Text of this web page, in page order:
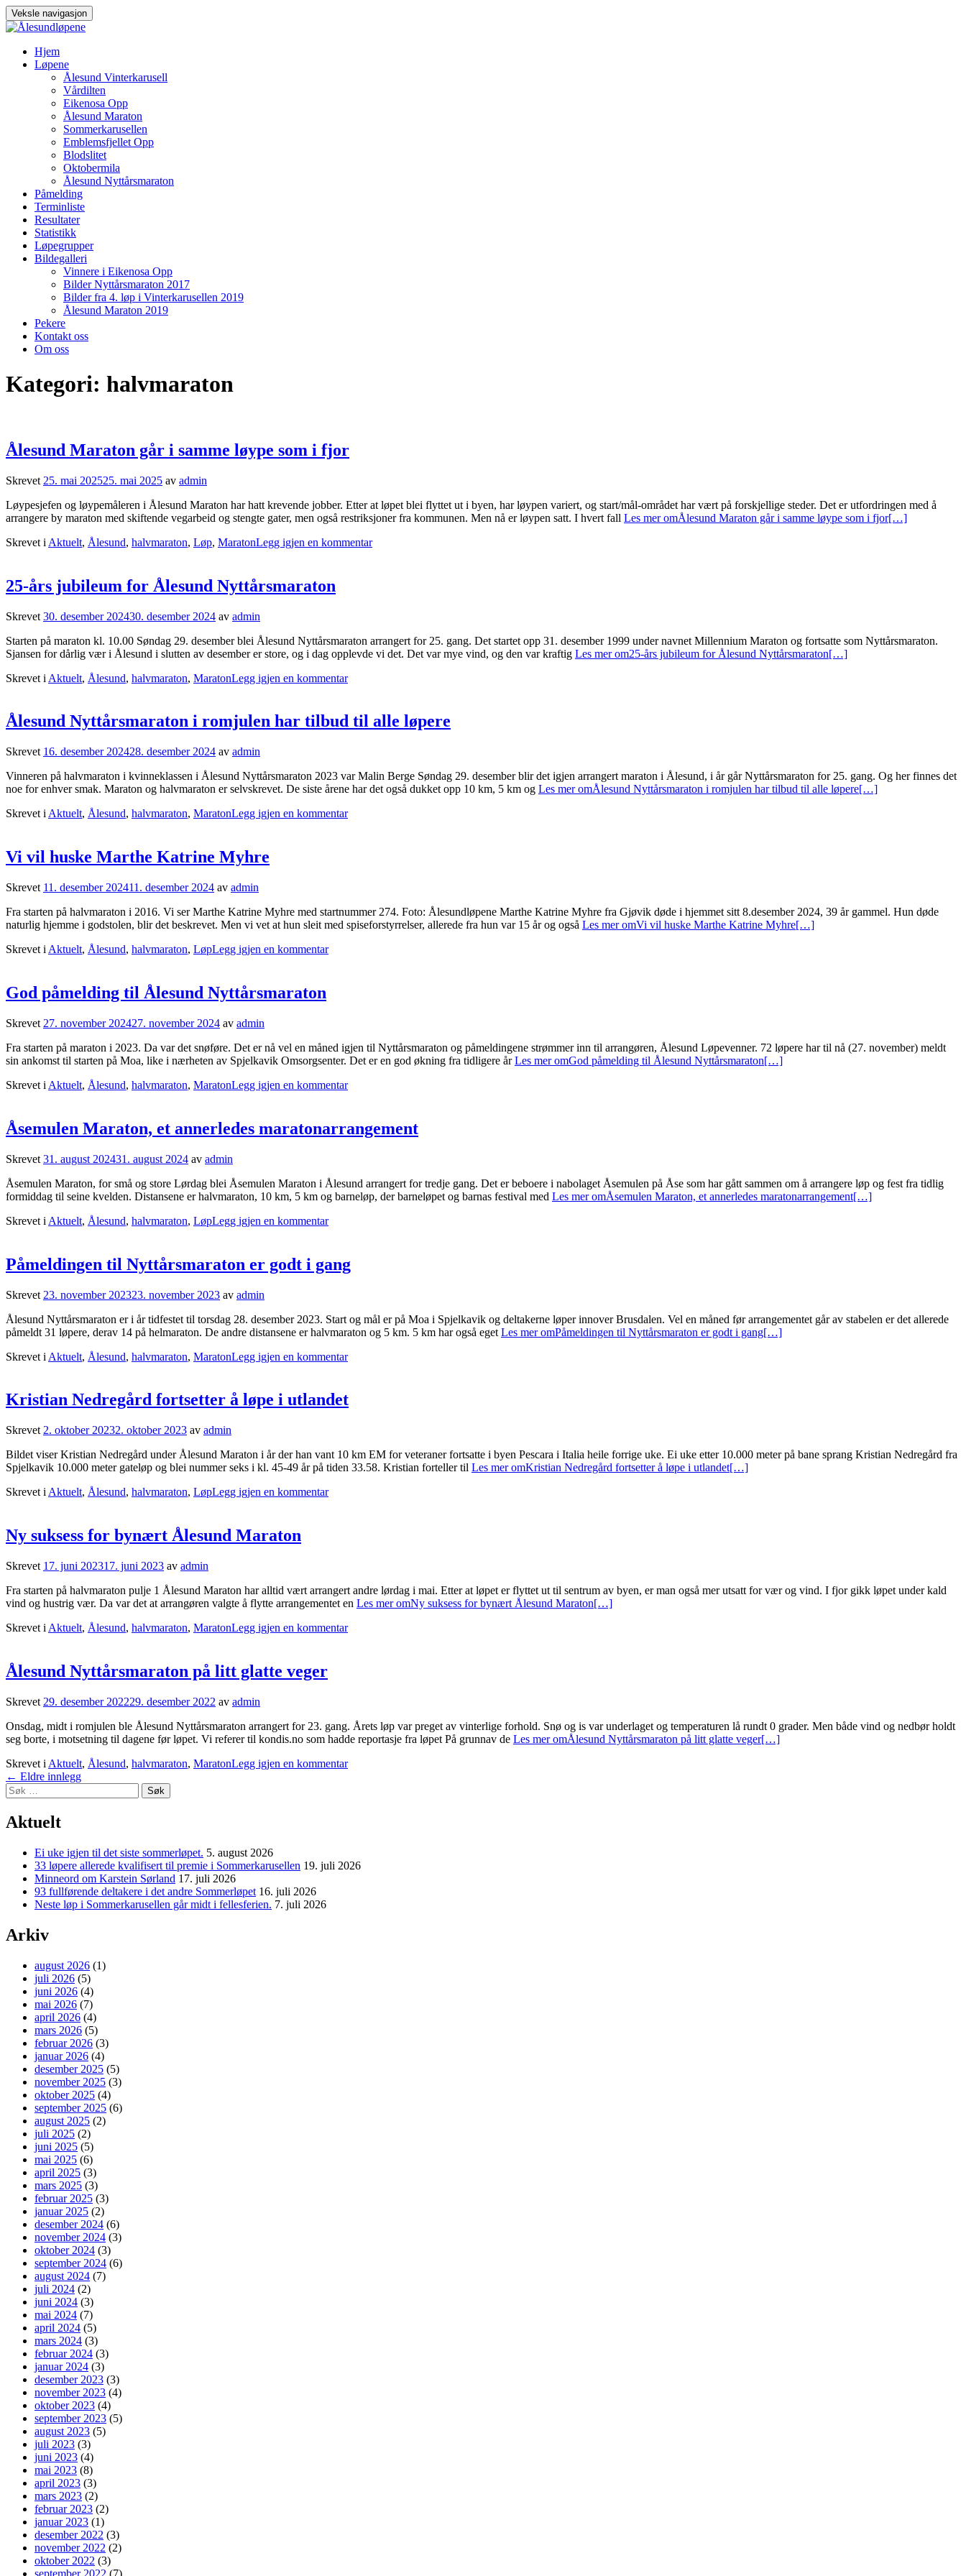
Veksle navigasjon
Hjem
Løpene
Ålesund Vinterkarusell
Vårdilten
Eikenosa Opp
Ålesund Maraton
Sommerkarusellen
Emblemsfjellet Opp
Blodslitet
Oktobermila
Ålesund Nyttårsmaraton
Påmelding
Terminliste
Resultater
Statistikk
Løpegrupper
Bildegalleri
Vinnere i Eikenosa Opp
Bilder Nyttårsmaraton 2017
Bilder fra 4. løp i Vinterkarusellen 2019
Ålesund Maraton 2019
Pekere
Kontakt oss
Om oss
Kategori: halvmaraton
Ålesund Maraton går i samme løype som i fjor
Skrevet 25. mai 202525. mai 2025 av admin
Løypesjefen og løypemåleren i Ålesund Maraton har hatt krevende jobber. Etter at løpet blei flyttet ut i byen, har løypen variert, og start/mål-området har vært på forskjellige steder. Det er utfordringen med å
arrangere by maraton med skiftende vegarbeid og stengte gater, men også restriksjoner fra kommunen. Men nå er løypen satt. I hvert fall Les mer omÅlesund Maraton går i samme løype som i fjor[…]
Skrevet i Aktuelt, Ålesund, halvmaraton, Løp, MaratonLegg igjen en kommentar
25-års jubileum for Ålesund Nyttårsmaraton
Skrevet 30. desember 202430. desember 2024 av admin
Starten på maraton kl. 10.00 Søndag 29. desember blei Ålesund Nyttårsmaraton arrangert for 25. gang. Det startet opp 31. desember 1999 under navnet Millennium Maraton og fortsatte som Nyttårsmaraton.
Sjansen for dårlig vær i Ålesund i slutten av desember er store, og i dag opplevde vi det. Det var mye vind, og den var kraftig Les mer om25-års jubileum for Ålesund Nyttårsmaraton[…]
Skrevet i Aktuelt, Ålesund, halvmaraton, MaratonLegg igjen en kommentar
Ålesund Nyttårsmaraton i romjulen har tilbud til alle løpere
Skrevet 16. desember 202428. desember 2024 av admin
Vinneren på halvmaraton i kvinneklassen i Ålesund Nyttårsmaraton 2023 var Malin Berge Søndag 29. desember blir det igjen arrangert maraton i Ålesund, i år går Nyttårsmaraton for 25. gang. Og her finnes det
noe for enhver smak. Maraton og halvmaraton er selvskrevet. De siste årene har det også dukket opp 10 km, 5 km og Les mer omÅlesund Nyttårsmaraton i romjulen har tilbud til alle løpere[…]
Skrevet i Aktuelt, Ålesund, halvmaraton, MaratonLegg igjen en kommentar
Vi vil huske Marthe Katrine Myhre
Skrevet 11. desember 202411. desember 2024 av admin
Fra starten på halvmaraton i 2016. Vi ser Marthe Katrine Myhre med startnummer 274. Foto: Ålesundløpene Marthe Katrine Myhre fra Gjøvik døde i hjemmet sitt 8.desember 2024, 39 år gammel. Hun døde
naturlig hjemme i godstolen, blir det beskrevet. Men vi vet at hun sleit med spiseforstyrrelser, allerede fra hun var 15 år og også Les mer omVi vil huske Marthe Katrine Myhre[…]
Skrevet i Aktuelt, Ålesund, halvmaraton, LøpLegg igjen en kommentar
God påmelding til Ålesund Nyttårsmaraton
Skrevet 27. november 202427. november 2024 av admin
Fra starten på maraton i 2023. Da var det snøføre. Det er nå vel en måned igjen til Nyttårsmaraton og påmeldingene strømmer inn til arrangøren, Ålesund Løpevenner. 72 løpere har til nå (27. november) meldt
sin ankomst til starten på Moa, like i nærheten av Spjelkavik Omsorgsenter. Det er en god økning fra tidligere årLes mer omGod påmelding til Ålesund Nyttårsmaraton[…]
Skrevet i Aktuelt, Ålesund, halvmaraton, MaratonLegg igjen en kommentar
Åsemulen Maraton, et annerledes maratonarrangement
Skrevet 31. august 202431. august 2024 av admin
Åsemulen Maraton, for små og store Lørdag blei Åsemulen Maraton i Ålesund arrangert for tredje gang. Det er beboere i nabolaget Åsemulen på Åse som har gått sammen om å arrangere løp og fest fra tidlig
formiddag til seine kvelden. Distansene er halvmaraton, 10 km, 5 km og barneløp, der barneløpet og barnas festival med Les mer omÅsemulen Maraton, et annerledes maratonarrangement[…]
Skrevet i Aktuelt, Ålesund, halvmaraton, LøpLegg igjen en kommentar
Påmeldingen til Nyttårsmaraton er godt i gang
Skrevet 23. november 202323. november 2023 av admin
Ålesund Nyttårsmaraton er i år tidfestet til torsdag 28. desember 2023. Start og mål er på Moa i Spjelkavik og deltakerne løper innover Brusdalen. Vel en måned før arrangementet går av stabelen er det allerede
påmeldt 31 løpere, derav 14 på helmaraton. De andre distansene er halvmaraton og 5 km. 5 km har også eget Les mer omPåmeldingen til Nyttårsmaraton er godt i gang[…]
Skrevet i Aktuelt, Ålesund, halvmaraton, MaratonLegg igjen en kommentar
Kristian Nedregård fortsetter å løpe i utlandet
Skrevet 2. oktober 20232. oktober 2023 av admin
Bildet viser Kristian Nedregård under Ålesund Maraton i år der han vant 10 km EM for veteraner fortsatte i byen Pescara i Italia heile forrige uke. Ei uke etter 10.000 meter på bane sprang Kristian Nedregård fra
Spjelkavik 10.000 meter gateløp og blei nummer seks i kl. 45-49 år på tiden 33.58. Kristian forteller til Les mer omKristian Nedregård fortsetter å løpe i utlandet[…]
Skrevet i Aktuelt, Ålesund, halvmaraton, LøpLegg igjen en kommentar
Ny suksess for bynært Ålesund Maraton
Skrevet 17. juni 202317. juni 2023 av admin
Fra starten på halvmaraton pulje 1 Ålesund Maraton har alltid vært arrangert andre lørdag i mai. Etter at løpet er flyttet ut til sentrum av byen, er man også mer utsatt for vær og vind. I fjor gikk løpet under kald
vind og hustrig vær. Da var det at arrangøren valgte å flytte arrangementet en Les mer omNy suksess for bynært Ålesund Maraton[…]
Skrevet i Aktuelt, Ålesund, halvmaraton, MaratonLegg igjen en kommentar
Ålesund Nyttårsmaraton på litt glatte veger
Skrevet 29. desember 202229. desember 2022 av admin
Onsdag, midt i romjulen ble Ålesund Nyttårsmaraton arrangert for 23. gang. Årets løp var preget av vinterlige forhold. Snø og is var underlaget og temperaturen lå rundt 0 grader. Men både vind og nedbør holdt
seg borte, i motsetning til dagene før løpet. Vi referer til kondis.no som hadde reportasje fra løpet På grunnav de Les mer omÅlesund Nyttårsmaraton på litt glatte veger[…]
Skrevet i Aktuelt, Ålesund, halvmaraton, MaratonLegg igjen en kommentar
Innleggnavigasjon
← Eldre innlegg
Søk
etter:
Aktuelt
Ei uke igjen til det siste sommerløpet. 5. august 2026
33 løpere allerede kvalifisert til premie i Sommerkarusellen 19. juli 2026
Minneord om Karstein Sørland 17. juli 2026
93 fullførende deltakere i det andre Sommerløpet 16. juli 2026
Neste løp i Sommerkarusellen går midt i fellesferien. 7. juli 2026
Arkiv
august 2026 (1)
juli 2026 (5)
juni 2026 (4)
mai 2026 (7)
april 2026 (4)
mars 2026 (5)
februar 2026 (3)
januar 2026 (4)
desember 2025 (5)
november 2025 (3)
oktober 2025 (4)
september 2025 (6)
august 2025 (2)
juli 2025 (2)
juni 2025 (5)
mai 2025 (6)
april 2025 (3)
mars 2025 (3)
februar 2025 (3)
januar 2025 (2)
desember 2024 (6)
november 2024 (3)
oktober 2024 (3)
september 2024 (6)
august 2024 (7)
juli 2024 (2)
juni 2024 (3)
mai 2024 (7)
april 2024 (5)
mars 2024 (3)
februar 2024 (3)
januar 2024 (3)
desember 2023 (3)
november 2023 (4)
oktober 2023 (4)
september 2023 (5)
august 2023 (5)
juli 2023 (3)
juni 2023 (4)
mai 2023 (8)
april 2023 (3)
mars 2023 (2)
februar 2023 (2)
januar 2023 (1)
desember 2022 (3)
november 2022 (2)
oktober 2022 (3)
september 2022 (7)